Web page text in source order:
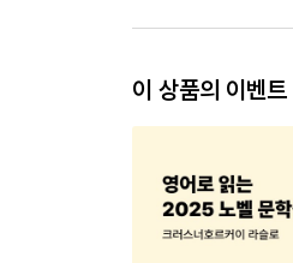
이 상품의 이벤트